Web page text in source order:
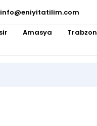
info@eniyitatilim.com
Amasya Trabzon